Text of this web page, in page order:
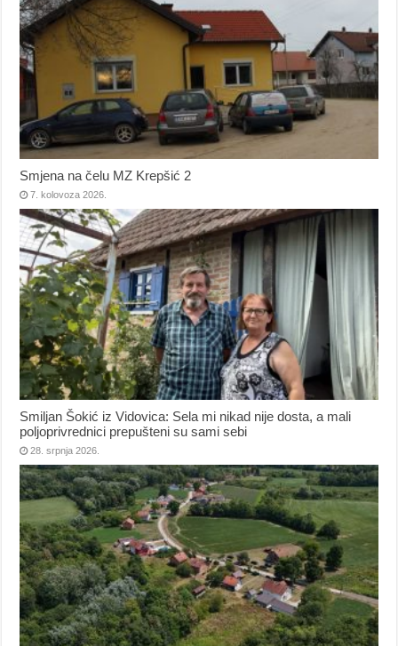
Smjena na čelu MZ Krepšić 2
7. kolovoza 2026.
Smiljan Šokić iz Vidovica: Sela mi nikad nije dosta, a mali
poljoprivrednici prepušteni su sami sebi
28. srpnja 2026.